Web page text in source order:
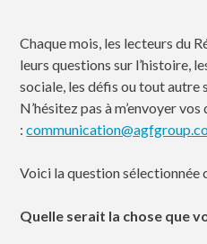
Chaque mois, les lecteurs du
leurs questions sur l’histoire,
sociale, les défis ou tout autre
N’hésitez pas à m’envoyer
:
Voici la question sélectionnée
Quelle serait la chose que